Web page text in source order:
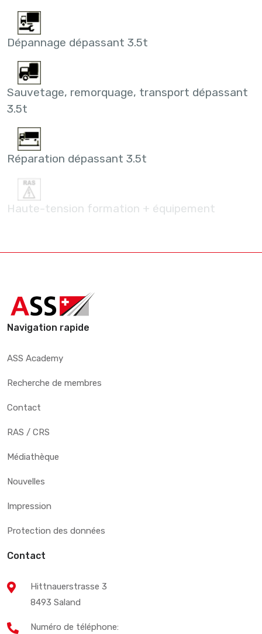
Dépannage dépassant 3.5t
Sauvetage, remorquage, transport dépassant
3.5t
Réparation dépassant 3.5t
Haute-tension formation + équipement
Navigation rapide
ASS Academy
Recherche de membres
Contact
RAS / CRS
Médiathèque
Nouvelles
Impression
Protection des données
Contact
Hittnauerstrasse 3
8493 Saland
Numéro de téléphone: